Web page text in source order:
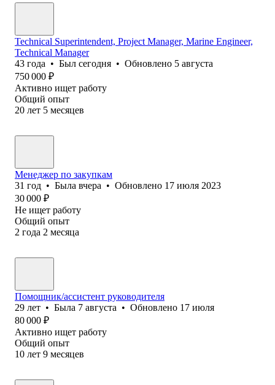
Technical Superintendent, Project Manager, Marine Engineer,
Technical Manager
43 года • Был сегодня • Обновлено 5 августа
750 000 ₽
Активно ищет работу
Общий опыт
20 лет 5 месяцев
Менеджер по закупкам
31 год • Была вчера • Обновлено 17 июля 2023
30 000 ₽
Не ищет работу
Общий опыт
2 года 2 месяца
Помощник/ассистент руководителя
29 лет • Была 7 августа • Обновлено 17 июля
80 000 ₽
Активно ищет работу
Общий опыт
10 лет 9 месяцев